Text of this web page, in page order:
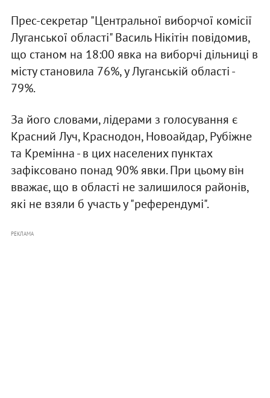
Прес-секретар "Центральної виборчої комісії
Луганської області" Василь Нікітін повідомив,
що станом на 18:00 явка на виборчі дільниці в
місту становила 76%, у Луганській області -
79%.
За його словами, лідерами з голосування є
Красний Луч, Краснодон, Новоайдар, Рубіжне
та Кремінна - в цих населених пунктах
зафіксовано понад 90% явки. При цьому він
вважає, що в області не залишилося районів,
які не взяли б участь у "референдумі".
РЕКЛАМА